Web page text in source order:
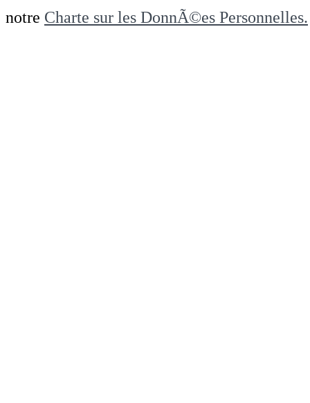
notre Charte sur les DonnÃ©es Personnelles.